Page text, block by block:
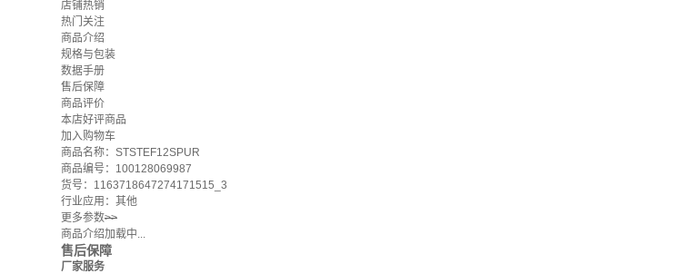
店铺热销
热门关注
商品介绍
规格与包装
数据手册
售后保障
商品评价
本店好评商品
加入购物车
商品名称：STSTEF12SPUR
商品编号：100128069987
货号：1163718647274171515_3
行业应用：其他
更多参数>>
商品介绍加载中...
售后保障
厂家服务